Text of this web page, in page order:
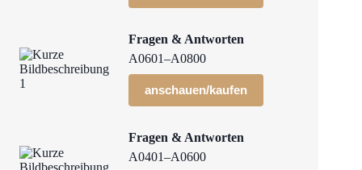
Fragen & Antworten
A0601–A0800
anschauen/kaufen
Fragen & Antworten
A0401–A0600